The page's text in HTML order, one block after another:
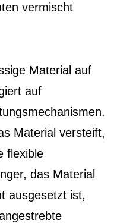
vermischt
Material auf
auf
Material versteift,
flexible
das Material
ausgesetzt ist,